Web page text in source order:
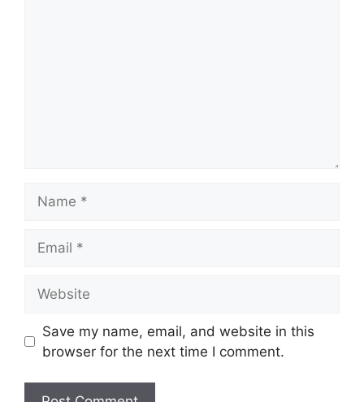
Save my name, email, and website in this
browser for the next time I comment.